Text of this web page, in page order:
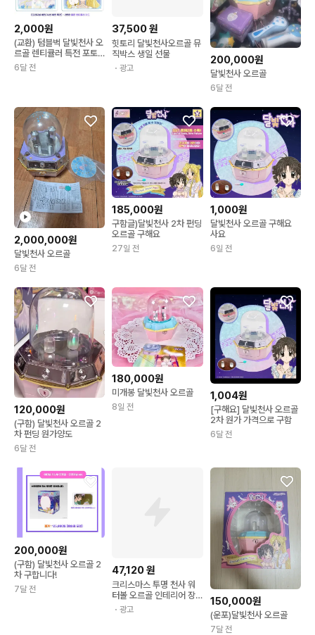
2,000원
(교환) 텀블벅 달빛천사 오
르골 렌티큘러 특전 포토
카드
6달 전
37,500원
힛토리 달빛천사오르골 뮤
직박스 생일 선물
・광고
200,000원
달빛천사 오르골
6달 전
2,000,000원
달빛천사 오르골
6달 전
185,000원
구함글)달빛천사 2차 펀딩
오르골 구해요
27일 전
1,000원
달빛천사 오르골 구해요
사요
6일 전
120,000원
(구함) 달빛천사 오르골 2
차 펀딩 원가양도
6달 전
180,000원
미개봉 달빛천사 오르골
8일 전
1,004원
[구해요] 달빛천사 오르골
2차 원가 가격으로 구함
6달 전
200,000원
(구함) 달빛천사 오르골 2
차 구합니다!
7달 전
47,120원
크리스마스 투명 천사 워
터볼 오르골 인테리어 장
식소품 연말선물
・광고
150,000원
(운포)달빛천사 오르골
7달 전